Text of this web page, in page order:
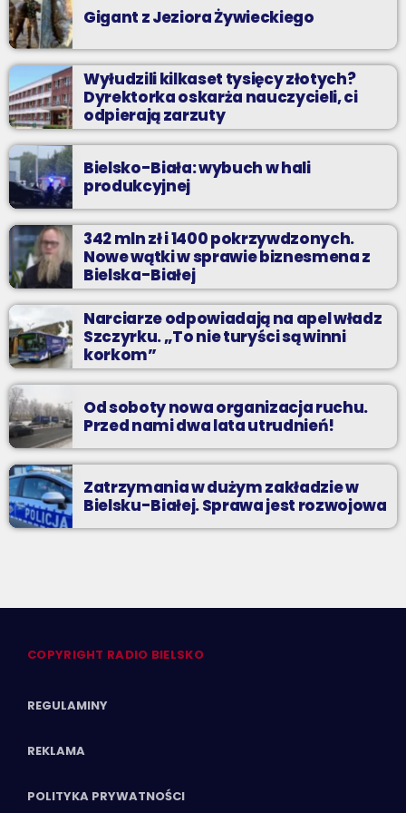
Gigant z Jeziora Żywieckiego
Wyłudzili kilkaset tysięcy złotych?
Dyrektorka oskarża nauczycieli, ci
odpierają zarzuty
Bielsko-Biała: wybuch w hali
produkcyjnej
342 mln zł i 1400 pokrzywdzonych.
Nowe wątki w sprawie biznesmena z
Bielska-Białej
Narciarze odpowiadają na apel władz
Szczyrku. „To nie turyści są winni
korkom”
Od soboty nowa organizacja ruchu.
Przed nami dwa lata utrudnień!
Zatrzymania w dużym zakładzie w
Bielsku-Białej. Sprawa jest rozwojowa
COPYRIGHT RADIO BIELSKO
REGULAMINY
REKLAMA
POLITYKA PRYWATNOŚCI